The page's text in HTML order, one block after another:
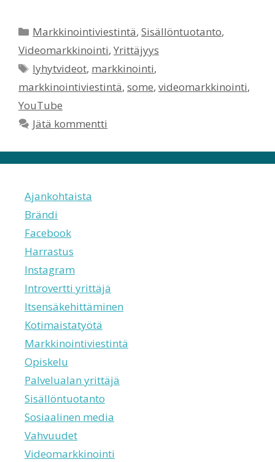
Kategoriat
Markkinointiviestintä,Sisällöntuotanto,
Videomarkkinointi, Yrittäjyys
Avainsanat
lyhytvideot, markkinointi,
markkinointiviestintä, some, videomarkkinointi,
YouTube
Jätä kommentti
Ajankohtaista
Brändi
Facebook
Harrastus
Instagram
Introvertti yrittäjä
Itsensäkehittäminen
Kotimaistatyötä
Markkinointiviestintä
Opiskelu
Palvelualan yrittäjä
Sisällöntuotanto
Sosiaalinen media
Vahvuudet
Videomarkkinointi